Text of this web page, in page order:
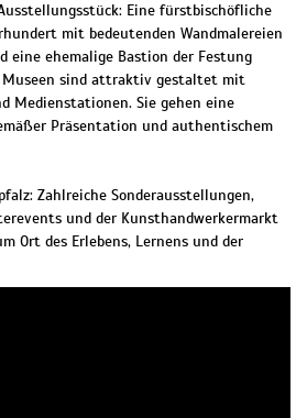
Eine fürstbischöfliche
mit bedeutenden Wandmalereien
eine ehemalige Bastion der Festung
Museen sind attraktiv gestaltet mit
Medienstationen. Sie gehen eine
Präsentation und authentischem
Zahlreiche Sonderausstellungen,
und der Kunsthandwerkermarkt
Ort des Erlebens, Lernens und der